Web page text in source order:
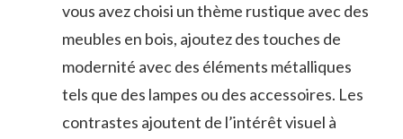
vous avez choisi un thème rustique avec des‍
meubles en bois, ajoutez des touches de
modernité‍ avec ⁣des⁢ éléments métalliques⁤
tels que des lampes ou des accessoires. Les
contrastes ​ajoutent de​ l’intérêt visuel à​